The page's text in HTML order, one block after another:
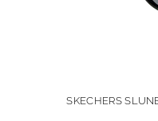
SKECHERS